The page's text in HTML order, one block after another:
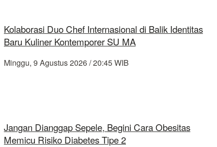
Kolaborasi Duo Chef Internasional di Balik Identitas
Baru Kuliner Kontemporer SU MA
Minggu, 9 Agustus 2026 / 20:45 WIB
Jangan Dianggap Sepele, Begini Cara Obesitas
Memicu Risiko Diabetes Tipe 2